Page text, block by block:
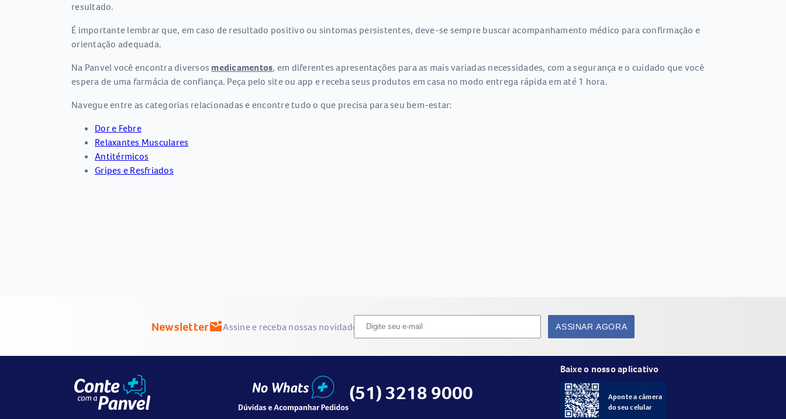
resultado.
É importante lembrar que, em caso de resultado positivo ou sintomas persistentes, deve-se sempre buscar acompanhamento médico para confirmação e
orientação adequada.
Na Panvel você encontra diversos medicamentos, em diferentes apresentações para as mais variadas necessidades, com a segurança e o cuidado que você
espera de uma farmácia de confiança. Peça pelo site ou app e receba seus produtos em casa no modo entrega rápida em até 1 hora.
Navegue entre as categorias relacionadas e encontre tudo o que precisa para seu bem-estar:
Dor e Febre
Relaxantes Musculares
Antitérmicos
Gripes e Resfriados
Newslettermark_email_unreadAssine e receba nossas novidades ASSINAR AGORA
(51) 3218 9000
Baixe o nosso aplicativo
Aponte a câmera
do seu celular